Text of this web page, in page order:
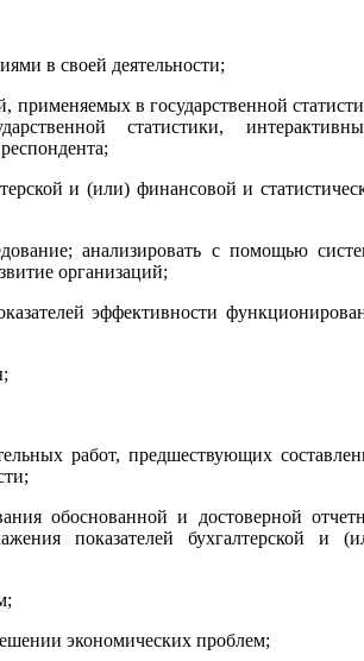
в своей деятельности;
в государственной
статистики,
и (или) финансовой и
анализировать с помощью
организаций;
эффективности
работ, предшествующих
и достоверной
показателей бухгалтерской и
экономических проблем;